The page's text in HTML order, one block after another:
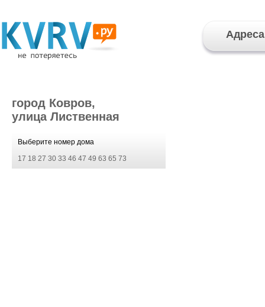
Адреса
город Ковров,
улица Лиственная
Выберите номер дома
17 18 27 30 33 46 47 49 63 65 73